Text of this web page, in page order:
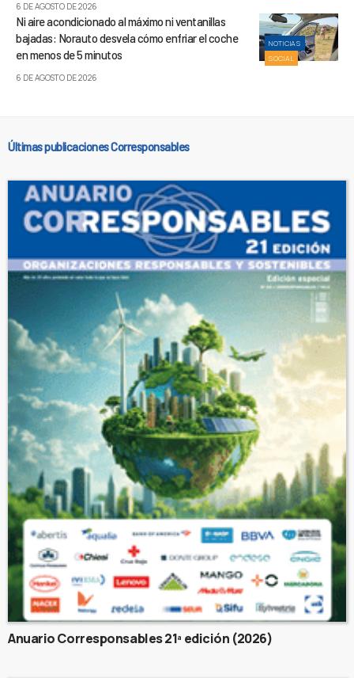
6 DE AGOSTO DE 2026
NOTICIAS
SOCIAL
Ni aire acondicionado al máximo ni ventanillas
bajadas: Norauto desvela cómo enfriar el coche
en menos de 5 minutos
6 DE AGOSTO DE 2026
Últimas publicaciones Corresponsables
Anuario Corresponsables 21ª edición (2026)